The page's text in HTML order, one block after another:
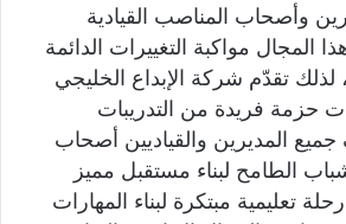
وأصحاب المناصب القيادية
المجال مواكبة التغييرات الدائمة
لذلك تقدّم شركة الإبداع الخليجي
حزمة فريدة من التدريبات
المديرين والقياديين أصحاب
الطامح لبناء مستقبل مميز
تعليمية مبتكرة لبناء المهارات